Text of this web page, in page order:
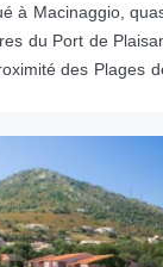
à Macinaggio,
du Port de
des Plages